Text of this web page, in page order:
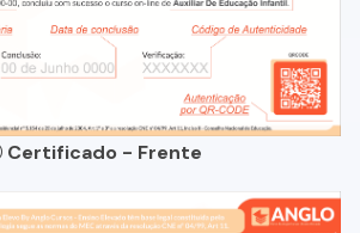
Certificado - Frente